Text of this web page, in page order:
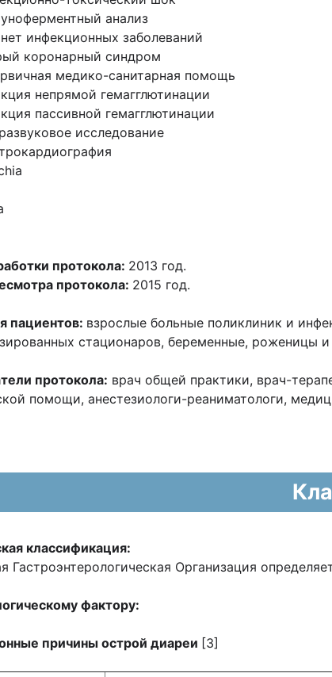
анализ
инфекционных заболеваний
коронарный синдром
медико-санитарная помощь
непрямой гемагглютинации
пассивной гемагглютинации
исследование
протокола: 2013 год.
протокола: 2015 год.
пациентов: взрослые больные поликлиник и
стационаров, беременные, роженицы
протокола: врач общей практики, врач-
помощи, анестезиологи-реаниматологи,
классификация:
Гастроэнтерологическая Организация
фактору:
причины острой диареи [3]